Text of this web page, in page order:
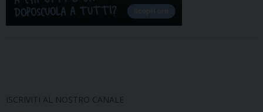
ISCRIVITI AL NOSTRO CANALE